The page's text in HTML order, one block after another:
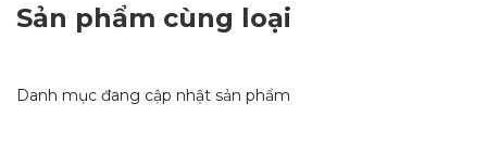
Sản phẩm cùng loại
Danh mục đang cập nhật sản phẩm